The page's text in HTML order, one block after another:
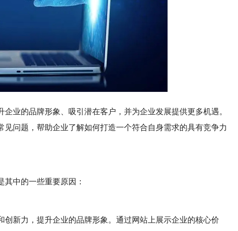
业的品牌形象、吸引潜在客户，并为企业发展提供更多机遇。
问题，帮助企业了解如何打造一个符合自身需求的具有竞争力
中的一些重要原因：
新力，提升企业的品牌形象。通过网站上展示企业的核心价